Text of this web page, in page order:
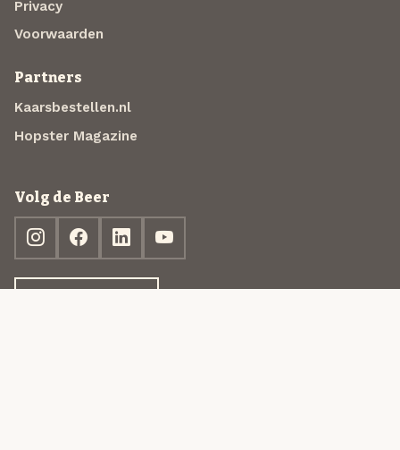
Privacy
Voorwaarden
Partners
Kaarsbestellen.nl
Hopster Magazine
Volg de Beer